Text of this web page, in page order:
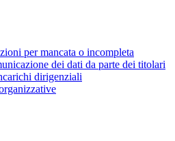
per mancata o incompleta
dei dati da parte dei titolari
dirigenziali